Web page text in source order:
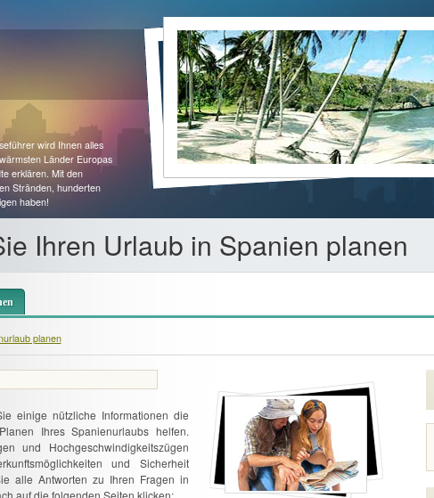
wird Ihnen alles
Länder Europas
erklären. Mit den
Stränden, hunderten
haben!
Ihren Urlaub in Spanien planen
planen
einige nützliche Informationen die
Ihres Spanienurlaubs helfen.
und Hochgeschwindigkeitszügen
und Sicherheit
alle Antworten zu Ihren Fragen in